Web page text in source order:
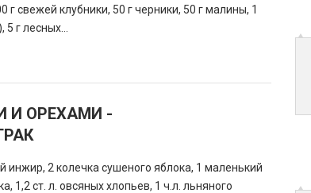
свежей клубники, 50 г черники, 50 г малины, 1
г лесных...
И ОРЕХАМИ -
инжир, 2 колечка сушеного яблока, 1 маленький
1,2 ст. л. овсяных хлопьев, 1 ч.л. льняного